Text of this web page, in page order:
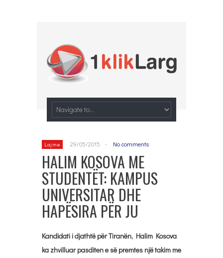
Lajme 29/05/2015 - No comments
HALIM KOSOVA ME
STUDENTËT: KAMPUS
UNIVERSITAR DHE
HAPËSIRA PËR JU
Kandidati i djathtë për Tiranën, Halim Kosova
ka zhvilluar pasditen e së premtes një takim me